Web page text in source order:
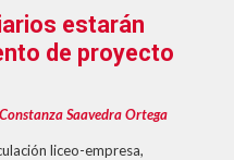
estarán
de proyecto
Constanza Saavedra Ortega
liceo-empresa,